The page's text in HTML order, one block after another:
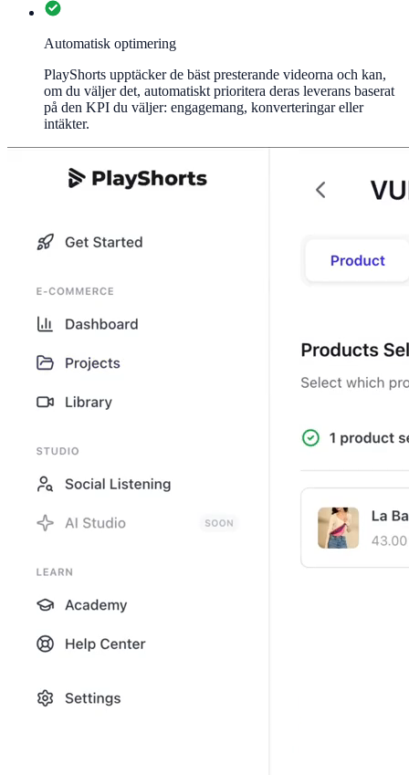
Automatisk optimering
PlayShorts upptäcker de bäst presterande videorna och kan,
om du väljer det, automatiskt prioritera deras leverans baserat
på den KPI du väljer: engagemang, konverteringar eller
intäkter.